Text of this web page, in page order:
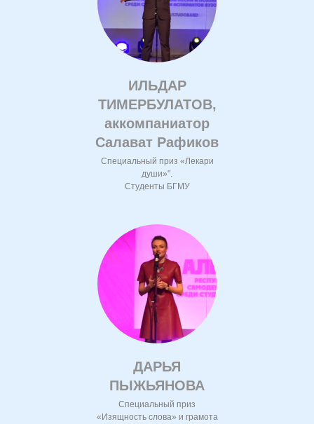
ИЛЬДАР
ТИМЕРБУЛАТОВ,
аккомпаниатор
Салават Рафиков
Специальный приз «Лекари
души»".
Студенты БГМУ
ДАРЬЯ
ПЫЖЬЯНОВА
Специальный приз
«Изящность слова» и грамота